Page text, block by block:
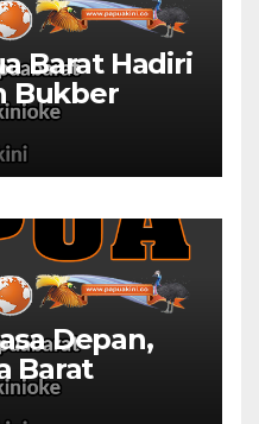
Barat Hadiri
Bukber
dan
Depan,
Barat
RKPD 2027